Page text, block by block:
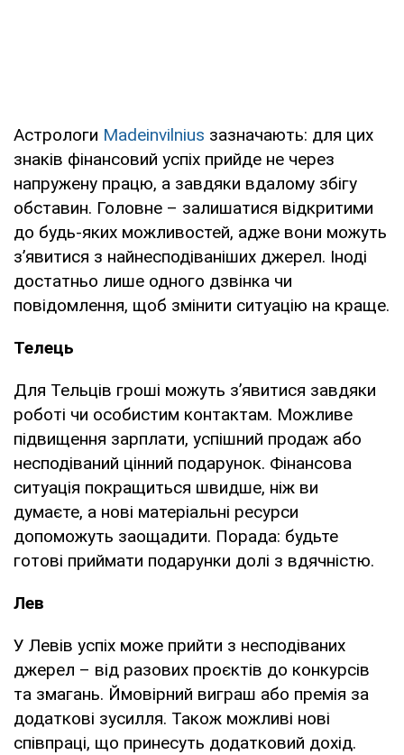
Астрологи Madeinvilnius зазначають: для цих
знаків фінансовий успіх прийде не через
напружену працю, а завдяки вдалому збігу
обставин. Головне – залишатися відкритими
до будь-яких можливостей, адже вони можуть
з’явитися з найнесподіваніших джерел. Іноді
достатньо лише одного дзвінка чи
повідомлення, щоб змінити ситуацію на краще.
Телець
Для Тельців гроші можуть з’явитися завдяки
роботі чи особистим контактам. Можливе
підвищення зарплати, успішний продаж або
несподіваний цінний подарунок. Фінансова
ситуація покращиться швидше, ніж ви
думаєте, а нові матеріальні ресурси
допоможуть заощадити. Порада: будьте
готові приймати подарунки долі з вдячністю.
Лев
У Левів успіх може прийти з несподіваних
джерел – від разових проєктів до конкурсів
та змагань. Ймовірний виграш або премія за
додаткові зусилля. Також можливі нові
співпраці, що принесуть додатковий дохід.